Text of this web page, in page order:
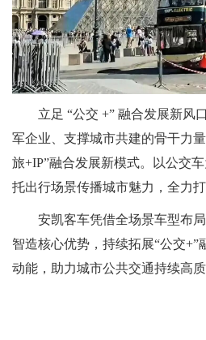
立足 “公交 +” 融合发展新风
军企业、支撑城市共建的骨干力
旅+IP”融合发展新模式。以公交
托出行场景传播城市魅力，全力
安凯客车凭借全场景车型布
智造核心优势，持续拓展“公交+”
动能，助力城市公共交通持续高质